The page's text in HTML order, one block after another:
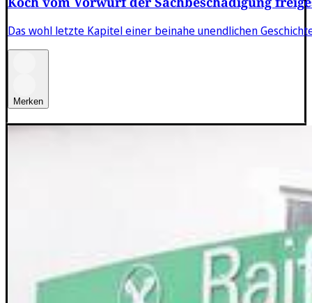
Das wohl letzte Kapitel einer beinahe unendlichen
Merken